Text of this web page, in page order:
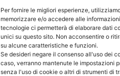
Per fornire le migliori esperienze,
memorizzare e/o accedere alle
tecnologie ci permetterà di elaborare dati
unici su questo sito. Non acconsentire o
su alcune caratteristiche e funzioni.
Se desideri negare il consenso all'uso dei
caso, verranno mantenute le impostazioni
senza l'uso di cookie o altri di strumenti di